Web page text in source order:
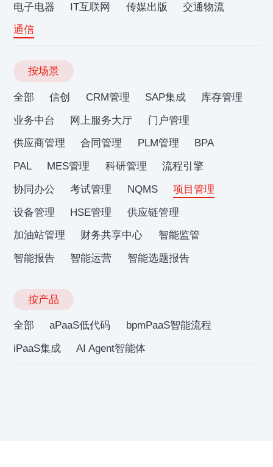
电子电器
IT互联网 传媒出版
交通物流
通信
按场景
全部 信创 CRM管理 SAP集成
库存管理
业务中台
网上服务大厅
门户管理
供应商管理
合同管理 PLM管理
BPA
PAL
MES管理 科研管理
流程引擎
协同办公
考试管理 NQMS
项目管理
设备管理
HSE管理
供应链管理
加油站管理
财务共享中心
智能监管
智能报告
智能运营 智能选题报告
按产品
全部 aPaaS低代码
bpmPaaS智能流程
iPaaS集成
AI Agent智能体